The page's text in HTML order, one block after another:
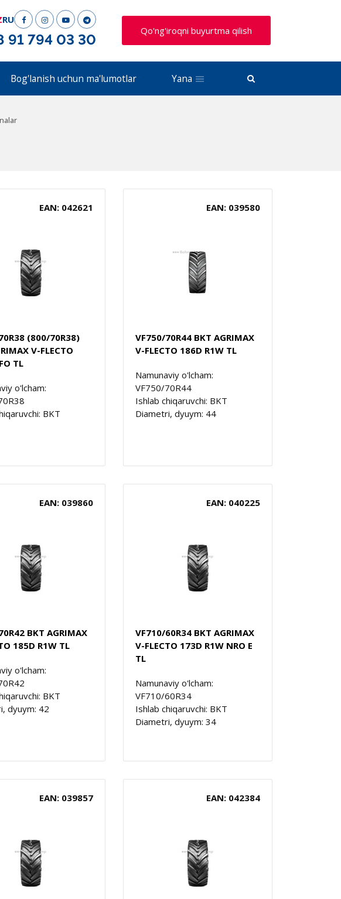
RU
91 794 03 30
Qo'ng'iroqni buyurtma qilish
Bog'lanish uchun ma'lumotlar Yana
EAN: 042621
(800/70R38)
V-FLECTO
TL
o'lcham:
BKT
EAN: 039580
VF750/70R44 BKT AGRIMAX
V-FLECTO 186D R1W TL
Namunaviy o'lcham:
VF750/70R44
Ishlab chiqaruvchi: BKT
Diametri, dyuym: 44
EAN: 039860
BKT AGRIMAX
185D R1W TL
o'lcham:
BKT
dyuym: 42
EAN: 040225
VF710/60R34 BKT AGRIMAX
V-FLECTO 173D R1W NRO E
TL
Namunaviy o'lcham:
VF710/60R34
Ishlab chiqaruvchi: BKT
Diametri, dyuym: 34
EAN: 039857 EAN: 042384